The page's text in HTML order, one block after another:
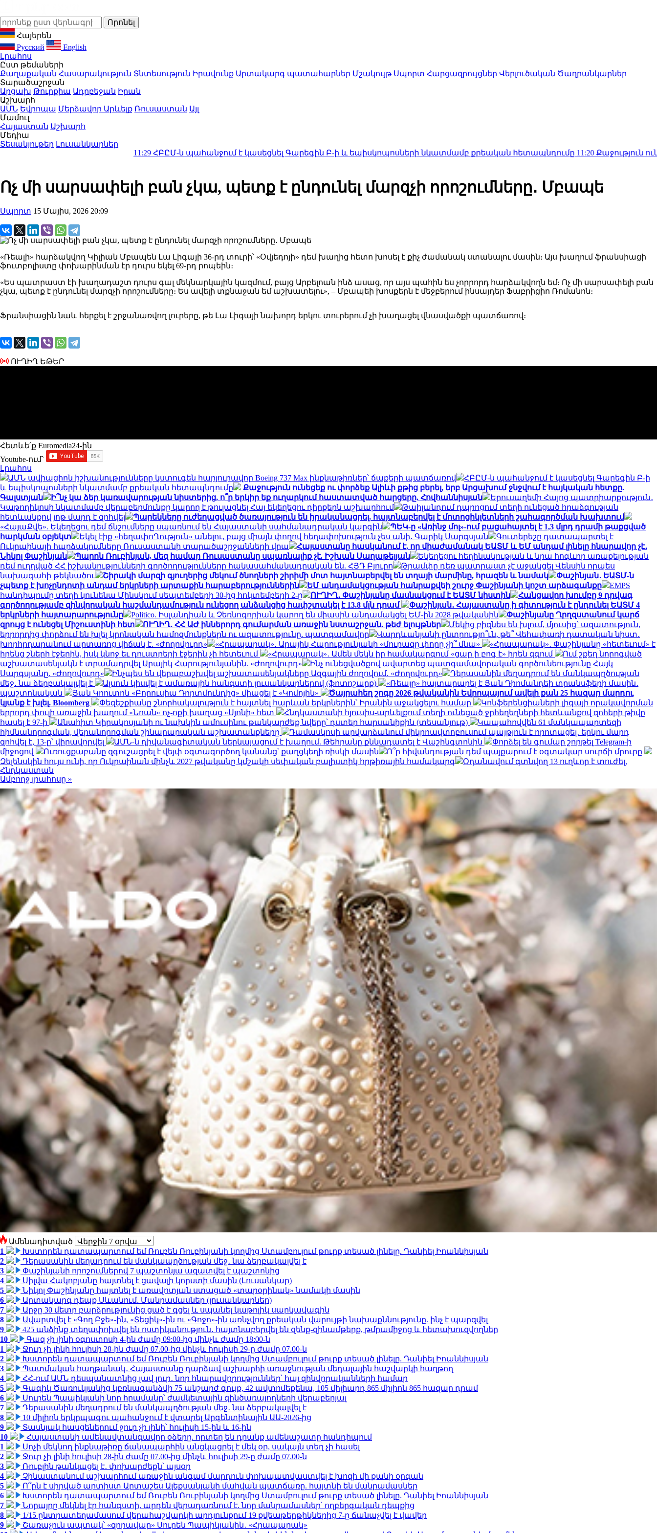
Հայերեն
Русский
English
Լրահոս
Ըստ թեմաների
Քաղաքական Հասարակություն Տնտեսություն Իրավունք Արտակարգ պատահարներ Մշակույթ Սպորտ Հարցազրույցներ Վերլուծական Ծաղրանկարներ
Տարածաշրջան
Արցախ Թուրքիա Ադրբեջան Իրան
Աշխարհ
ԱՄՆ Եվրոպա Մերձավոր Արևելք Ռուսաստան Այլ
Մամուլ
Հայաստան Աշխարհ
Մեդիա
Տեսանյութեր Լուսանկարներ
ՀԲԸՄ-ն պահանջում է կասեցնել Գարեգին Բ-ի և եպիսկոպոսների նկատմամբ քրեական հետապնդումը11:20Քաջություն ունեցեք ու
Ոչ մի սարսափելի բան չկա, պետք է ընդունել մարզչի որոշումները․ Մբապե
Սպորտ 15 Մայիս, 2026 20:09
«Ռեալի» հարձակվող Կիլիան Մբապեն Լա Լիգայի 36-րդ տուրի՝ «Օվյեդոյի» դեմ խաղից հետո խոսել է քիչ ժամանակ ստանալու մասին։ Այս խաղում ֆրանսիացի
ֆուտբոլիստը փոխարինման էր դուրս եկել 69-րդ րոպեին։
«Ես պատրաստ էի խաղադաշտ դուրս գալ մեկնարկային կազմում, բայց Արբելոան ինձ ասաց, որ այս պահին ես չորրորդ հարձակվողն եմ։ Ոչ մի սարսափելի բան
չկա, պետք է ընդունել մարզչի որոշումները։ Ես ավելի տքնաջան եմ աշխատելու», – Մբապեի խոսքերն է մեջբերում ինսայդեր Ֆաբրիցիո Ռոմանոն։
Ֆրանսիացին նաև հերքել է շրջանառվող լուրերը, թե Լա Լիգայի նախորդ երկու տուրերում չի խաղացել վնասվածքի պատճառով։
ՈՒՂԻՂ ԵԹԵՐ
Հետևե՛ք Euromedia24-ին
Youtube-ում`
Լրահոս
ԱՄՆ ավիացիոն իշխանությունները կստուգեն հարյուրավոր Boeing 737 Max ինքնաթիռներ՝ ճաքերի պատճառով
ՀԲԸՄ-ն պահանջում է կասեցնել Գարեգին Բ-ի
և եպիսկոպոսների նկատմամբ քրեական հետապնդումը
Քաջություն ունեցեք ու փորձեք Ալիևի քթից բերել, երբ Արցախում ջնջվում է հայկական հետքը.
Գալստյան
Ի՞նչ կա ձեր կառավարության նիստերից, ո՞ր երկիր եք ուղարկում հաստատված հարցերը. Հովհաննիսյան
Երուսաղեմի Հայոց պատրիարքություն․
Կաթողիկոսի նկատմամբ վերաբերմունքը կարող է թուլացնել Հայ եկեղեցու դիրքերն աշխարհում
Թաիլանդում դպրոցում տեղի ունեցած հրաձգության
հետևանքով յոթ մարդ է զոհվել
Պարեկները ուժեղացված ծառայություն են իրականացրել. հայտնաբերվել է մոտոցիկլետների շահագործման խախտում
«ՀայաՔվե». Եկեղեցու դեմ ճնշումները սպառնում են Հայաստանի սահմանադրական կարգին
ՊԵԿ-ը «Առինջ մոլ»-ում բացահայտել է 1,3 մլրդ դրամի թաքցված
հարկման օբյեկտ
Եկել էիք «հեղափոՂություն» անելու, բայց միայն փողով հեղափոխություն չես անի․ Գարիկ Սարգսյան
Գուտերեշը դատապարտել է
Ուկրաինայի հարձակումները Ռուսաստանի տարածաշրջանների վրա
Հայաստանը հասկանում է, որ միաժամանակ ԵԱՏՄ և ԵՄ անդամ լինելը հնարավոր չէ․
Նիկոլ Փաշինյան
Պարոն Ռուբինյան, մեզ համար Ռուսաստանը սպառնալիք չէ. Իշխան Սաղաթելյան
Եկեղեցու հեղինակության և նրա հոգևոր առաքելության
դեմ ուղղված ՀՀ իշխանությունների գործողությունները հակասահմանադրական են. ՀՅԴ Բյուրո
Թրամփը դեռ պատրաստ չէ աջակցել Վենսին որպես
նախագահի թեկնածու
Շիրակի մարզի գյուղերից մեկում ծնողների շիրիմի մոտ հայտնաբերվել են տղայի մարմինը, հրազեն և նամակ
Փաշինյան․ ԵԱՏՄ-ն
չպետք է խոչընդոտի անդամ երկրների արտաքին հարաբերություններին
ԵՄ անդամակցության հանրաքվեի շուրջ Փաշինյանի կոշտ արձագանքը
EMPS
հանդիպումը տեղի կունենա Մինսկում սեպտեմբերի 30-ից հոկտեմբերի 2-ը
ՈՒՂԻՂ․ Փաշինյանը մասնակցում է ԵԱՏՄ նիստին
Հանցավոր խումբը 9 դրվագ
գործողությամբ զինվորական հաշմանդամություն ունեցող անձանցից հափշտակել է 13.8 մլն դրամ
Փաշինյան․ Հայաստանը ի գիտություն է ընդունել ԵԱՏՄ 4
երկրների հայտարարությունը
Politico. Իսլանդիան և Չեռնոգորիան կարող են միասին անդամակցել ԵՄ-ին 2028 թվականին
Փաշինյանը Ղրղզստանում կարճ
զրույց է ունեցել Միշուստինի հետ
ՈՒՂԻՂ․ ՀՀ ԱԺ իններորդ գումարման առաջին նստաշրջան. թեժ ելույթներ
Մեկից բիզնես են խլում, մյուսից` ազատություն,
երրորդից փորձում են խլել կրոնական համոզմունքներն ու ազատությունը. պատգամավոր
Վարդևանյանի ընտրությո՞ւն, թե՞ Վեհափառի դատական նիստ․
խորհրդարանում արտառոց վիճակ է. «Ժողովուրդ»
«Հրապարակ»․ Արայիկ Հարությունյանի «մուրազը փորը չի՞ մնա»
«Հրապարակ»․ Փաշինյանը «հետեւում» է
իրենց շների էջերին, իսկ կնոջ եւ դուստրերի էջերին չի հետեւում
«Հրապարակ»․ Ամեն մեկն իր համակարգում «ցար ի բոգ է» իրեն զգում
Ում շքեղ նորոգված
աշխատասենյակն է տրամադրվել Արայիկ Հարությունյանին. «Ժողովուրդ»
Ինչ ունեցվածքով ավարտեց պատգամավորական գործունեությունը Հայկ
Սարգսյանը. «Ժողովուրդ»
Ինչպես են վերաբաշխվել աշխատասենյակները Ազգային ժողովում. «Ժողովուրդ»
Դերասանին մեղադրում են մանկապղծության
մեջ․ նա ձերբակալվել է
Ալսուն կիսվել է ամառային հանգստի լուսանկարներով (ֆոտոշարք)
«Ռեալը» հայտարարել է Յան Դիոմանդեի տրանսֆերի մասին․
պաշտոնական
Յան Կոուտոն «Բորուսիա Դորտմունդից» միացել է «Կոմոյին»
Ծայրահեղ շոգը 2026 թվականին Եվրոպայում ավելի քան 25 հազար մարդու
կյանք է խլել. Bloomberg
Փեզեշքիանը շնորհակալություն է հայտնել հարևան երկրներին՝ Իրանին աջակցելու համար
Կոնֆերենցիաների լիգայի որակավորման
երրորդ փուլի առաջին խաղում «Նոան» ոչ-ոքի խաղաց «Սյոնի» հետ
Հնդկաստանի հյուսիս-արևելքում տեղի ունեցած ջրհեղեղների հետևանքով զոհերի թիվը
հասել է 97-ի
Անահիտ Կիրակոսյանի ու նախկին ամուսինու թանկարժեք նվերը՝ դստեր հարսանիքին (տեսանյութ)
Կապահովվեն 61 մանկապարտեզի
հիմնանորոգման, վերանորոգման շինարարական աշխատանքները
Դամասկոսի արվարձանում միկրոավտոբուսում պայթյուն է որոտացել․ երկու մարդ
զոհվել է, 13-ը՝ վիրավորվել
ԱՄՆ-ն դիվանագիտական ներկայացում է խաղում. Թեհրանը քննադատել է Վաշինգտոնին
Փորձել են գումար շորթել Telegram-ի
միջոցով
Ուռուցքաբանը զգուշացրել է վեյփ օգտագործող կանանց՝ քաղցկեղի ռիսկի մասին
Ո՞ր հիվանդության դեմ պայքարում է օգտակար սուրճի մրուրը
Զելենսկին հույս ունի, որ Ուկրաինան մինչև 2027 թվականը կմշակի սեփական բալիստիկ հրթիռային համակարգ
Օդանավում գտնվող 13 ուղևոր է տուժել.
Հնդկաստան
Ամբողջ լրահոսը »
Ամենադիտված
1
Խստորեն դատապարտում եմ Ռուբեն Ռուբինյանի կողմից Ստամբուլում թուրք տեսած լինելը. Դանիել Իոաննիսյան
2
Դերասանին մեղադրում են մանկապղծության մեջ․ նա ձերբակալվել է
3
Փաշինյանի որոշումներով 7 պաշտոնյա ազատվել է պաշտոնից
4
Սիլվա Հակոբյանը հայտնել է ցավալի կորստի մասին (Լուսանկար)
5
Նիկոլ Փաշինյանը հայտնել է առավոտյան ստացած «տարօրինակ» նամակի մասին
6
Արտակարգ դեպք Սևանում. Մանրամասներ (լուսանկարներ)
7
Արջը 30 մետր բարձրությունից ցած է գցել և սպանել կաթոլիկ սարկավագին
8
Ավարտվել է «Գող Բջե»-ին, «Տեցիկ»-ին ու «Գոջո»-ին առնչվող քրեական վարույթի նախաքննությունը. ինչ է պարզվել
9
425 անձինք տեղափոխվել են ոստիկանություն․ հայտնաբերվել են զենք-զինամթերք, թմրամիջոց և հետախուզվողներ
10
Գազ չի լինի օգոստոսի 4-ին ժամը 09:00-ից մինչև ժամը 18:00-ն
1
Ջուր չի լինի հուլիսի 28-ին ժամը 07.00-ից մինչև հուլիսի 29-ը ժամը 07.00-ն
2
Խստորեն դատապարտում եմ Ռուբեն Ռուբինյանի կողմից Ստամբուլում թուրք տեսած լինելը. Դանիել Իոաննիսյան
3
Պատմական հաղթանակ․ Հայաստանը դարձավ աշխարհի առաջնության մեդալային հաշվարկի հաղթող
4
ՀՀ-ում ԱՄՆ դեսպանատնից լավ լուր․ նոր հնարավորություններ՝ հայ զինվորականների համար
5
Գագիկ Ծառուկյանից կբռնագանձվի 75 անշարժ գույք, 42 ավտոմեքենա, 105 միլիարդ 865 միլիոն 865 հազար դրամ
6
Սուրեն Պապիկյանի նոր հրամանը՝ ժամկետային զինծառայողների վերաբերյալ
7
Դերասանին մեղադրում են մանկապղծության մեջ․ նա ձերբակալվել է
8
10 միլիոն երկրպագու պահանջում է վտարել Արգենտինային ԱԱ-2026-ից
9
Տասնյակ հասցեներում ջուր չի լինի՝ հուլիսի 15-ին և 16-ին
10
Հայաստանի ամենավտանգավոր օձերը. որտեղ են դրանք ամենաշատը հանդիպում
1
Սոչի մեկնող ինքնաթիռը ճանապարհին անցկացրել է մեկ օր, սակայն տեղ չի հասել
2
Ջուր չի լինի հուլիսի 28-ին ժամը 07.00-ից մինչև հուլիսի 29-ը ժամը 07.00-ն
3
Ռուբլին թանկացել է․ փոխարժեքն՝ այսօր
4
Չինաստանում աշխարհում առաջին անգամ մարդուն փոխպատվաստվել է խոզի մի քանի օրգան
5
Ո՞րն է սիրված արտիստ Արտաշես Ալեքսանյանի մահվան պատճառը. հայտնի են մանրամասներ
6
Խստորեն դատապարտում եմ Ռուբեն Ռուբինյանի կողմից Ստամբուլում թուրք տեսած լինելը. Դանիել Իոաննիսյան
7
Նորայրը մեկնել էր հանգստի, արդեն վերադառնում է. նոր մանրամասներ՝ ողբերգական դեպքից
8
1/15 ընտրատեղամասում վերահաշվարկի արդյունքում 19 քվեաթերթիկներից 7-ը ճանաչվել է վավեր
9
Շառաչուն ապտակ՝ «զորավար» Սուրեն Պապիկյանին․ «Հրապարակ»